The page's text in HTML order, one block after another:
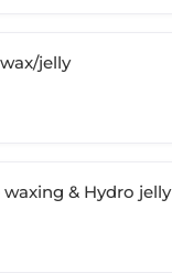
jelly
& Hydro jelly